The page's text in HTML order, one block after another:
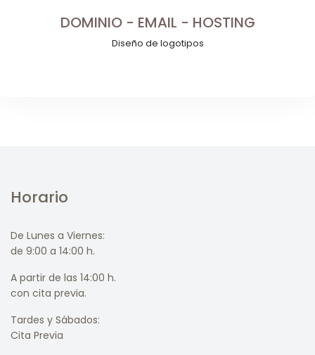
DOMINIO - EMAIL - HOSTING
Diseño de logotipos
Horario
De Lunes a Viernes:
de 9:00 a 14:00 h.
A partir de las 14:00 h.
con cita previa.
Tardes y Sábados:
Cita Previa